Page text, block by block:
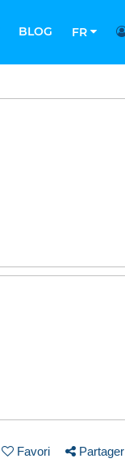
BLOG FR
Favori Partager